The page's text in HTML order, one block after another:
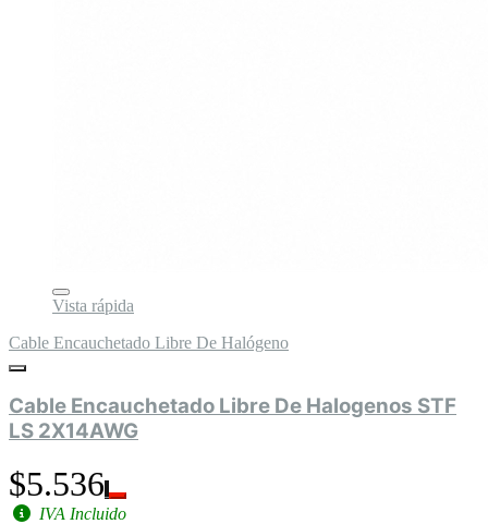
Vista rápida
Cable Encauchetado Libre De Halógeno
Cable Encauchetado Libre De Halogenos STF
LS 2X14AWG
$5.536
IVA Incluido